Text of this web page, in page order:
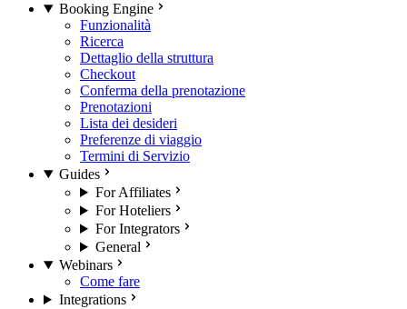
Booking Engine
Funzionalità
Ricerca
Dettaglio della struttura
Checkout
Conferma della prenotazione
Prenotazioni
Lista dei desideri
Preferenze di viaggio
Termini di Servizio
Guides
For Affiliates
For Hoteliers
For Integrators
General
Webinars
Come fare
Integrations